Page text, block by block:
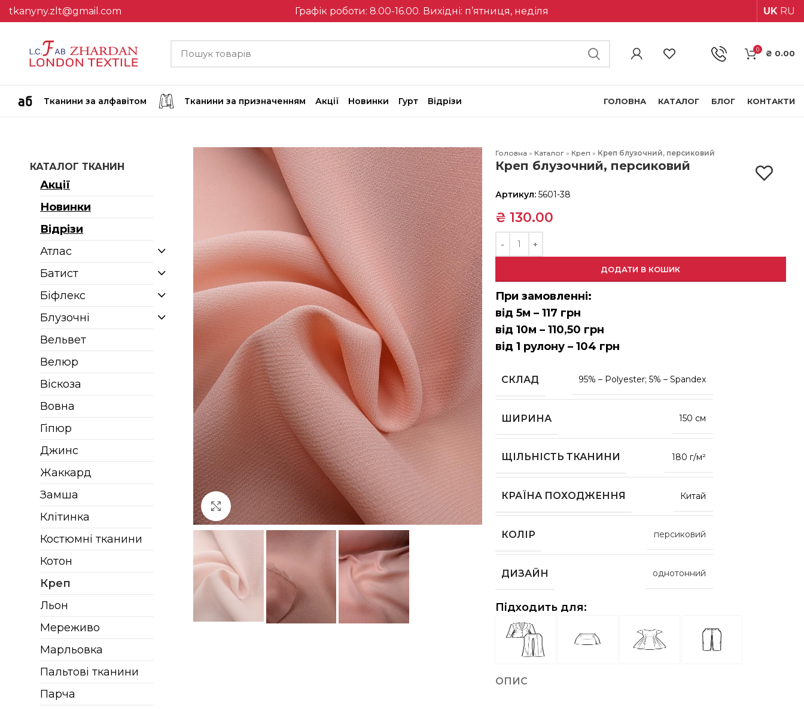
tkanyny.zlt@gmail.com Графік роботи: 8.00-16.00. Вихідні: п’ятниця, неділя UK RU
0 ₴ 0.00
Тканини за алфавітом Тканини за призначенням Акції Новинки Гурт Відрізи ГОЛОВНА КАТАЛОГ БЛОГ КОНТАКТИ
КАТАЛОГ ТКАНИН
Акції
Новинки
Відрізи
Атлас
Батист
Біфлекс
Блузочні
Вельвет
Велюр
Віскоза
Вовна
Гіпюр
Джинс
Жаккард
Замша
Клітинка
Костюмні тканини
Котон
Креп
Льон
Мереживо
Марльовка
Пальтові тканини
Парча
Клацніть, щоб збільшити
Головна » Каталог» Креп » Креп блузочний, персиковий
Креп блузочний, персиковий
Артикул: 5601-38
₴ 130.00
ДОДАТИ В КОШИК
При замовленні:
від 5м – 117 грн
від 10м – 110,50 грн
від 1 рулону – 104 грн
СКЛАД 95% – Polyester; 5% – Spandex
ШИРИНА 150 см
ЩІЛЬНІСТЬ ТКАНИНИ 180 г/м²
КРАЇНА ПОХОДЖЕННЯ Китай
КОЛІР персиковий
ДИЗАЙН однотонний
Підходить для:
ОПИС